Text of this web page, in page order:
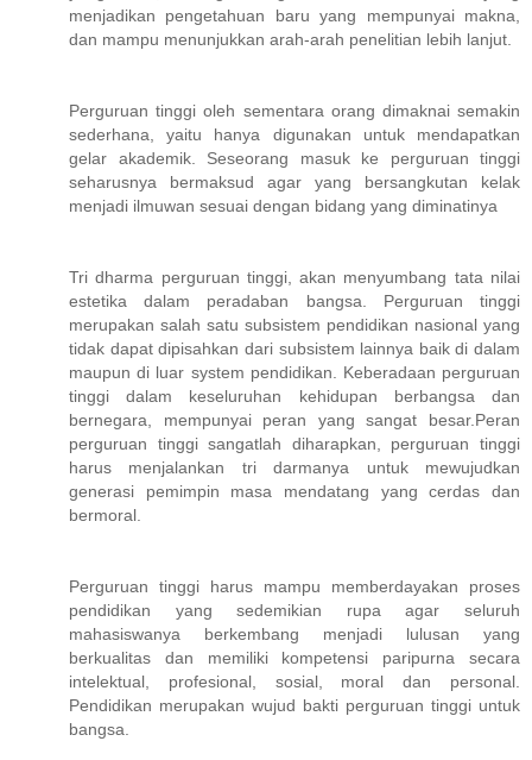
menjadikan pengetahuan baru yang mempunyai makna,
dan mampu menunjukkan arah-arah penelitian lebih lanjut.
Perguruan tinggi oleh sementara orang dimaknai semakin
sederhana, yaitu hanya digunakan untuk mendapatkan
gelar akademik. Seseorang masuk ke perguruan tinggi
seharusnya bermaksud agar yang bersangkutan kelak
menjadi ilmuwan sesuai dengan bidang yang diminatinya
Tri dharma perguruan tinggi, akan menyumbang tata nilai
estetika dalam peradaban bangsa. Perguruan tinggi
merupakan salah satu subsistem pendidikan nasional yang
tidak dapat dipisahkan dari subsistem lainnya baik di dalam
maupun di luar system pendidikan. Keberadaan perguruan
tinggi dalam keseluruhan kehidupan berbangsa dan
bernegara, mempunyai peran yang sangat besar.Peran
perguruan tinggi sangatlah diharapkan, perguruan tinggi
harus menjalankan tri darmanya untuk mewujudkan
generasi pemimpin masa mendatang yang cerdas dan
bermoral.
Perguruan tinggi harus mampu memberdayakan proses
pendidikan yang sedemikian rupa agar seluruh
mahasiswanya berkembang menjadi lulusan yang
berkualitas dan memiliki kompetensi paripurna secara
intelektual, profesional, sosial, moral dan personal.
Pendidikan merupakan wujud bakti perguruan tinggi untuk
bangsa.